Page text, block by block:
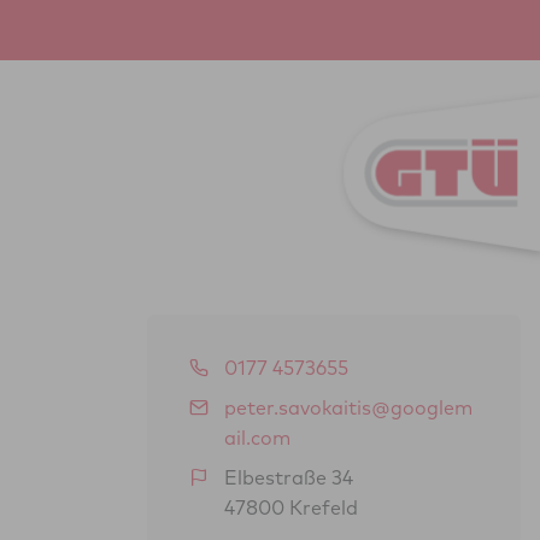
0177 4573655
peter.savokaitis@googlem
ail.com
Elbestraße 34
47800 Krefeld